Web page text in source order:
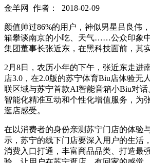
金羊网 作者： 2018-02-09
颜值帅过86%的用户，神似男星吕良伟
箱攀谈南京的小吃、天气……公众印象
集团董事长张近东，在黑科技面前，其
2月8日，农历小年的下午，张近东走进
店3.0，在2.0版的苏宁体育Biu店体验无
联区域与苏宁首款AI智能音箱小Biu对话
智能化精准互动和个性化增值服务，为
逛店感受。
在以消费者的身份亲测苏宁门店的体验
示，苏宁的线下门店要深入用户的生活
消费入口打通，丰富商品品类、打造最